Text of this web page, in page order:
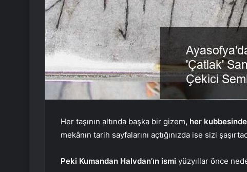
Her taşının altında başka bir gizem, her
mekânın tarih sayfalarını açtığınızda ise sizi
Peki Kumandan Halvdan’ın ismi yüzyıllar önce